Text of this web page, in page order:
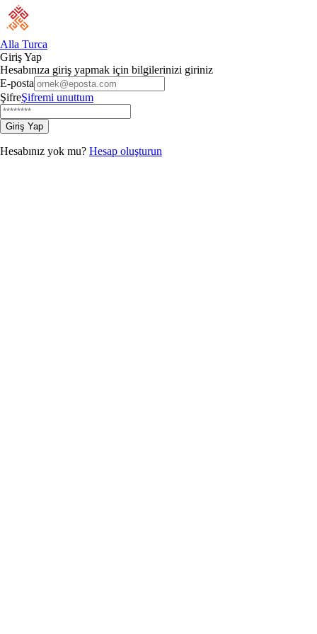
Alla Turca
Giriş Yap
Hesabınıza giriş yapmak için bilgilerinizi giriniz
E-posta
ŞifreŞifremi unuttum
Giriş Yap
Hesabınız yok mu? Hesap oluşturun